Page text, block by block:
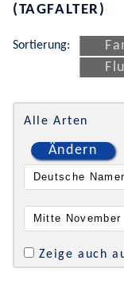
(TAGFALTER)
Sortierung:
Alle Arten
Ändern
Zeige auch